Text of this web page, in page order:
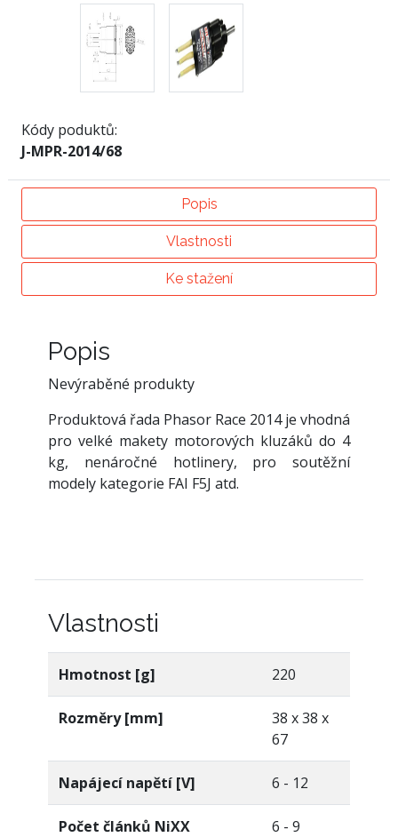
Kódy poduktů:
J-MPR-2014/68
Popis
Vlastnosti
Ke stažení
Popis
Nevýraběné produkty
Produktová řada Phasor Race 2014 je vhodná
pro velké makety motorových kluzáků do 4
kg, nenáročné hotlinery, pro soutěžní
modely kategorie FAI F5J atd.
Vlastnosti
Hmotnost [g] 220
Rozměry [mm]
38 x 38 x
67
Napájecí napětí [V] 6 - 12
Počet článků NiXX 6 - 9